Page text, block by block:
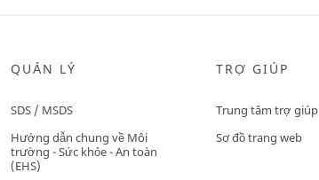
QUẢN LÝ
SDS / MSDS
Hướng dẫn chung về Môi
trường - Sức khỏe - An toàn
(EHS)
TRỢ GIÚP
Trung tâm trợ giúp
Sơ đồ trang web